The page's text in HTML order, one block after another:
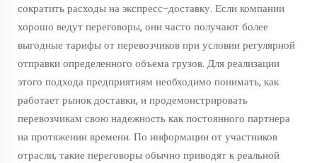
сократить расходы на экспресс-доставку. Если компании
хорошо ведут переговоры, они часто получают более
выгодные тарифы от перевозчиков при условии регулярной
отправки определенного объема грузов. Для реализации
этого подхода предприятиям необходимо понимать, как
работает рынок доставки, и продемонстрировать
перевозчикам свою надежность как постоянного партнера
на протяжении времени. По информации от участников
отрасли, такие переговоры обычно приводят к реальной